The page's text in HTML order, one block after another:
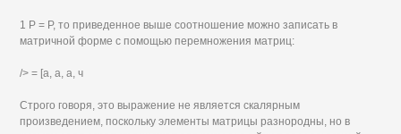
1 Р = Р, то приведенное выше соотношение можно записать в
матричной форме с помощью перемножения матриц:
/> = [а, а, а, ч
Строго говоря, это выражение не является скалярным
произведением, поскольку элементы матрицы разнородны, но в